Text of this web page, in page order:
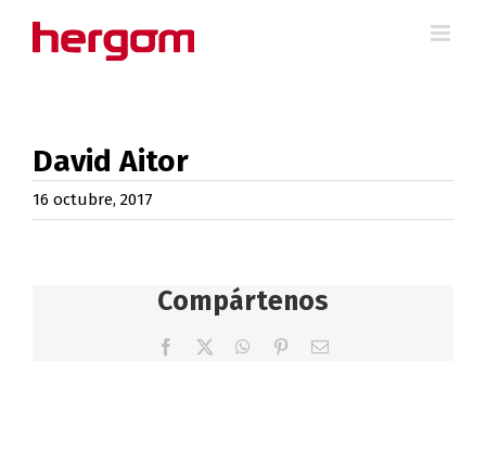
David Aitor
16 octubre, 2017
Compártenos
Facebook WhatsApp
PinterestCorreo